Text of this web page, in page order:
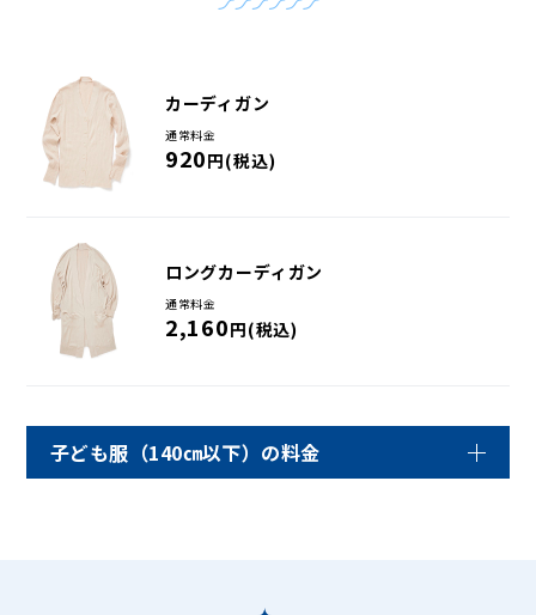
カーディガン
通常料金
920円(税込)
ロングカーディガン
通常料金
2,160円(税込)
子ども服（140㎝以下）の料金